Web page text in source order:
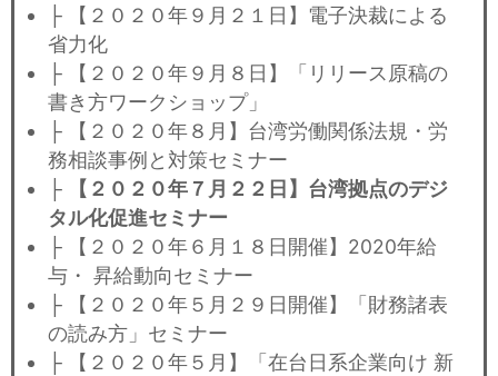
├ 【２０２０年９月２１日】電子決裁による
省力化
├ 【２０２０年９月８日】「リリース原稿の
書き方ワークショップ」
├ 【２０２０年８月】台湾労働関係法規・労
務相談事例と対策セミナー
├
【２０２０年７月２２日】台湾拠点のデジ
タル化促進セミナー
├ 【２０２０年６月１８日開催】2020年給
与・ 昇給動向セミナー
├ 【２０２０年５月２９日開催】「財務諸表
の読み方」セミナー
├ 【２０２０年５月】「在台日系企業向け 新